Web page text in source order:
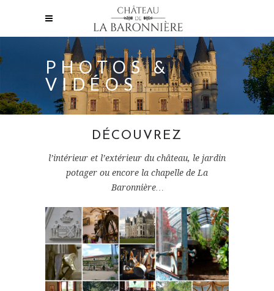
PHOTOS &
VIDÉOS
DÉCOUVREZ
l’intérieur et l’extérieur du château, le jardin
potager ou encore la chapelle de La
Baronnière…